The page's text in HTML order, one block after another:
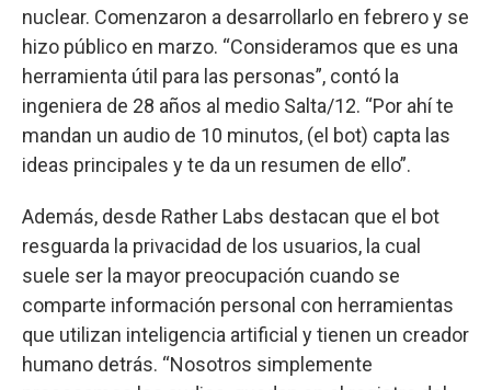
nuclear. Comenzaron a desarrollarlo en febrero y se
hizo público en marzo. “Consideramos que es una
herramienta útil para las personas”, contó la
ingeniera de 28 años al medio Salta/12. “Por ahí te
mandan un audio de 10 minutos, (el bot) capta las
ideas principales y te da un resumen de ello”.
Además, desde Rather Labs destacan que el bot
resguarda la privacidad de los usuarios, la cual
suele ser la mayor preocupación cuando se
comparte información personal con herramientas
que utilizan inteligencia artificial y tienen un creador
humano detrás. “Nosotros simplemente